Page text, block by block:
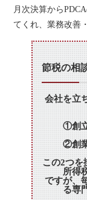
月次決算から
てくれ、業務改善
節税の相
会社を立
①創
②創
この2つを
所得
ですが、
る専